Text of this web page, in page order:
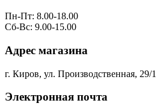
Пн-Пт: 8.00-18.00
Сб-Вс: 9.00-15.00
Адрес магазина
г. Киров, ул. Производственная, 29/1
Электронная почта